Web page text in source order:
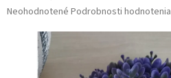
Priemerné
produktu
Neohodnotené Podrobnosti hodnotenia